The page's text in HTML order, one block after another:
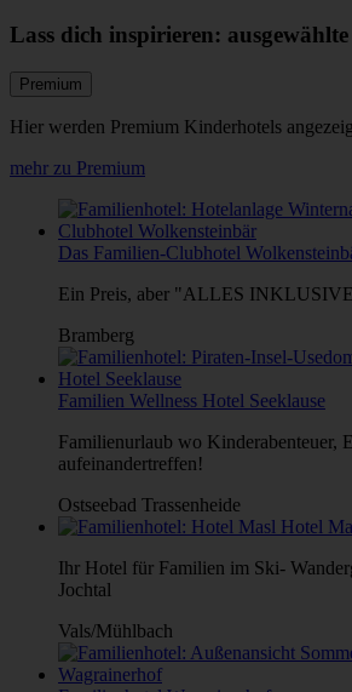
Lass dich inspirieren:
Premium
Hier werden Premium Kinderhotels
mehr zu Premium
Das Familien-Clubhotel
Ein Preis, aber "ALLES
Bramberg
Familien Wellness Hotel Seeklause
Familienurlaub wo Kinderabenteuer,
aufeinandertreffen!
Ostseebad Trassenheide
Hotel
Ihr Hotel für Familien im Ski-
Jochtal
Vals/Mühlbach